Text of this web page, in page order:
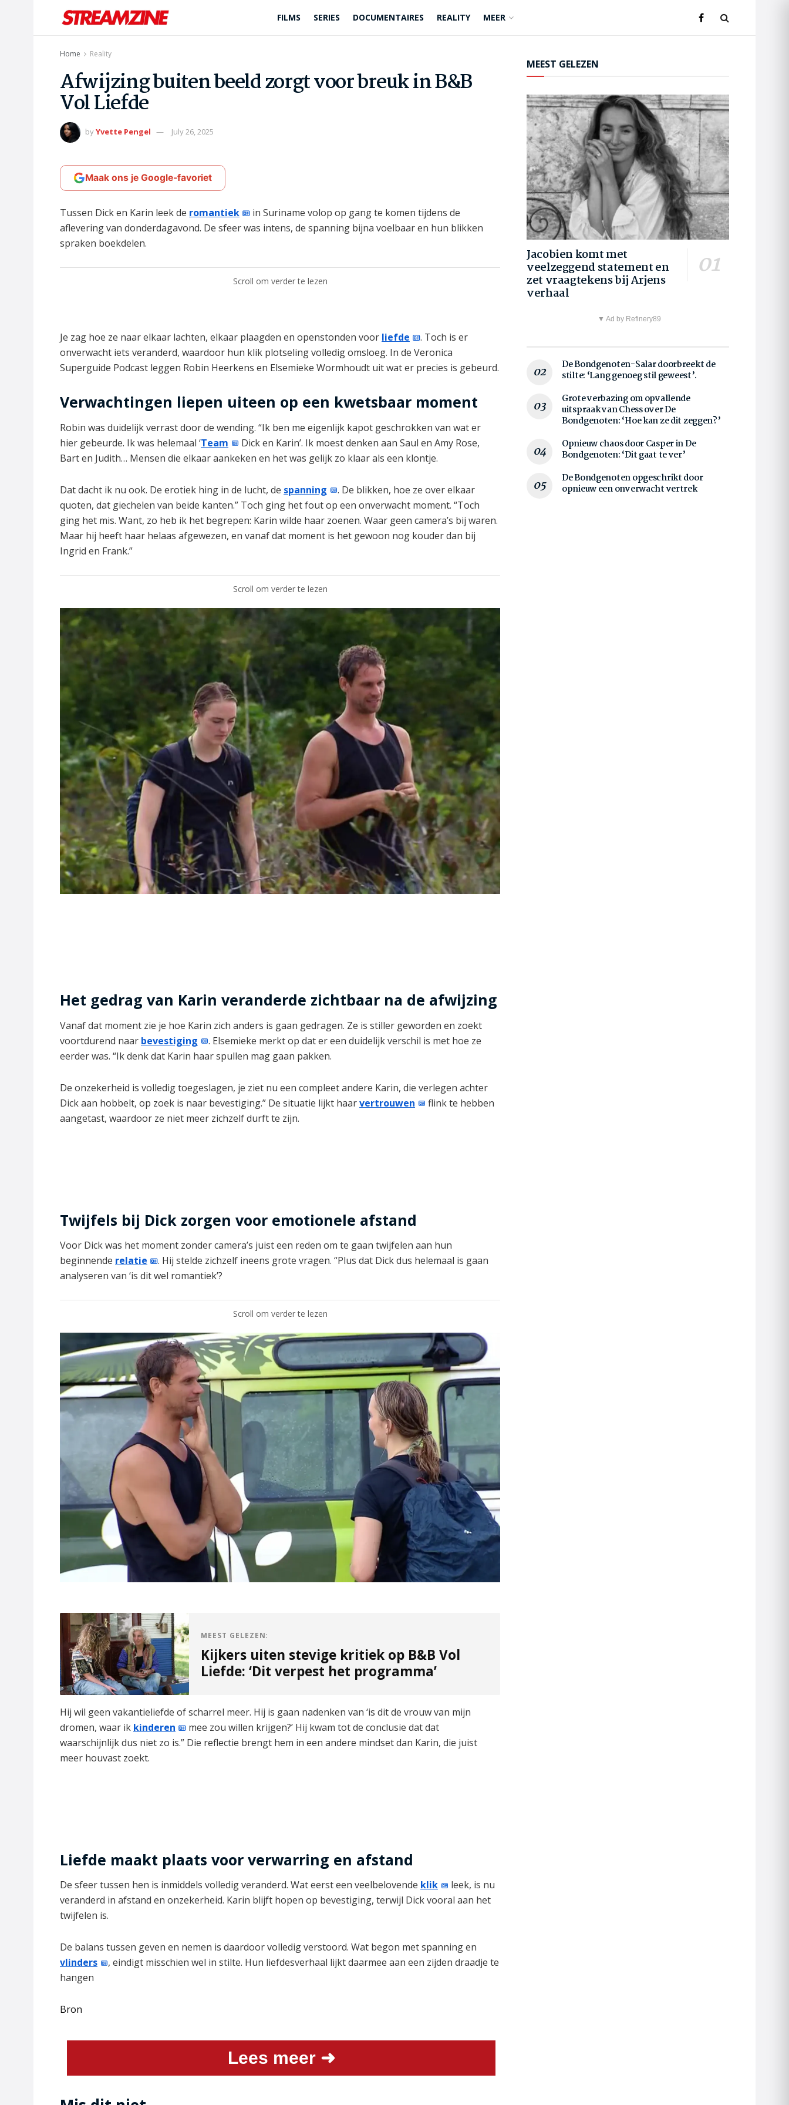
FILMS SERIES DOCUMENTAIRES REALITY MEER
Home Reality
Afwijzing buiten beeld zorgt voor breuk in B&B
Vol Liefde
byYvette Pengel July 26, 2025
Maak ons je Google-favoriet
Tussen Dick en Karin leek de romantiek
in Suriname volop op gang te komen tijdens de
aflevering van donderdagavond. De sfeer was intens, de spanning bijna voelbaar en hun blikken
spraken boekdelen.
Scroll om verder te lezen
Je zag hoe ze naar elkaar lachten, elkaar plaagden en openstonden voor liefde
. Toch is er
onverwacht iets veranderd, waardoor hun klik plotseling volledig omsloeg. In de Veronica
Superguide Podcast leggen Robin Heerkens en Elsemieke Wormhoudt uit wat er precies is gebeurd.
Verwachtingen liepen uiteen op een kwetsbaar moment
Robin was duidelijk verrast door de wending. “Ik ben me eigenlijk kapot geschrokken van wat er
hier gebeurde. Ik was helemaal ‘Team
Dick en Karin’. Ik moest denken aan Saul en Amy Rose,
Bart en Judith… Mensen die elkaar aankeken en het was gelijk zo klaar als een klontje.
Dat dacht ik nu ook. De erotiek hing in de lucht, de spanning
. De blikken, hoe ze over elkaar
quoten, dat giechelen van beide kanten.” Toch ging het fout op een onverwacht moment. “Toch
ging het mis. Want, zo heb ik het begrepen: Karin wilde haar zoenen. Waar geen camera’s bij waren.
Maar hij heeft haar helaas afgewezen, en vanaf dat moment is het gewoon nog kouder dan bij
Ingrid en Frank.”
Scroll om verder te lezen
Het gedrag van Karin veranderde zichtbaar na de afwijzing
Vanaf dat moment zie je hoe Karin zich anders is gaan gedragen. Ze is stiller geworden en zoekt
voortdurend naar bevestiging
. Elsemieke merkt op dat er een duidelijk verschil is met hoe ze
eerder was. “Ik denk dat Karin haar spullen mag gaan pakken.
De onzekerheid is volledig toegeslagen, je ziet nu een compleet andere Karin, die verlegen achter
Dick aan hobbelt, op zoek is naar bevestiging.” De situatie lijkt haarvertrouwen
flink te hebben
aangetast, waardoor ze niet meer zichzelf durft te zijn.
Twijfels bij Dick zorgen voor emotionele afstand
Voor Dick was het moment zonder camera’s juist een reden om te gaan twijfelen aan hun
beginnende relatie
. Hij stelde zichzelf ineens grote vragen. “Plus dat Dick dus helemaal is gaan
analyseren van ‘is dit wel romantiek’?
Scroll om verder te lezen
MEEST GELEZEN:
Kijkers uiten stevige kritiek op B&B Vol
Liefde: ‘Dit verpest het programma’
Hij wil geen vakantieliefde of scharrel meer. Hij is gaan nadenken van ‘is dit de vrouw van mijn
dromen, waar ik kinderen
mee zou willen krijgen?’ Hij kwam tot de conclusie dat dat
waarschijnlijk dus niet zo is.” Die reflectie brengt hem in een andere mindset dan Karin, die juist
meer houvast zoekt.
Liefde maakt plaats voor verwarring en afstand
De sfeer tussen hen is inmiddels volledig veranderd. Wat eerst een veelbelovende klik
leek, is nu
veranderd in afstand en onzekerheid. Karin blijft hopen op bevestiging, terwijl Dick vooral aan het
twijfelen is.
De balans tussen geven en nemen is daardoor volledig verstoord. Wat begon met spanning en
vlinders
, eindigt misschien wel in stilte. Hun liefdesverhaal lijkt daarmee aan een zijden draadje te
hangen
Bron
Lees meer ➜
MEEST GELEZEN
Jacobien komt met
veelzeggend statement en
zet vraagtekens bij Arjens
verhaal
▼ Ad by Refinery89
De Bondgenoten-Salar doorbreekt de
stilte: ‘Lang genoeg stil geweest’.
Grote verbazing om opvallende
uitspraak van Chess over De
Bondgenoten: ‘Hoe kan ze dit zeggen?’
Opnieuw chaos door Casper in De
Bondgenoten: ‘Dit gaat te ver’
De Bondgenoten opgeschrikt door
opnieuw een onverwacht vertrek